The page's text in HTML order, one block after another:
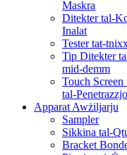
Maskra
Ditekter tal-
Inalat
Tester tat-
Tip Ditekter
mid-demm
Touch
tal-
Apparat Awżiljarju
Sampler
Sikkina tal-
Bracket